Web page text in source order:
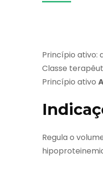
Princípio ativo:
Classe
Princípio ativo
Regula o